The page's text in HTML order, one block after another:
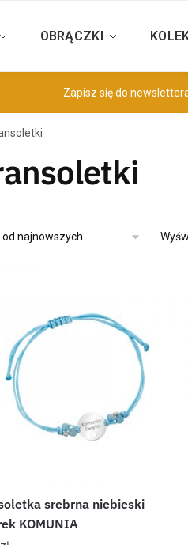
OBRĄCZKI
Zapisz się do
srebrna niebieski
KOMUNIA